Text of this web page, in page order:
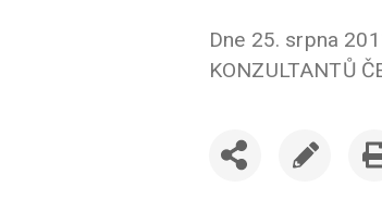
Dne 25. srpna
KONZULTANTŮ